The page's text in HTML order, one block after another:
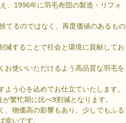
、1996年に羽毛布団の製造・リフォ
てるのではなく、再度価値のあるもの
減することで社会と環境に貢献してお
お使いいただけるよう高品質な羽毛を
う心を込めてお仕立ていたします。
繁忙期に比べ9割減となります。
、物価高の影響もあり、少しでもふる
幸いです。